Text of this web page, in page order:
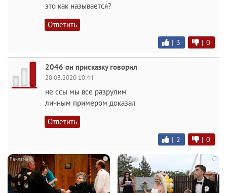
это как называется?
Ответить
| 3 | 0
2046 он присказку говорил
20.03.2020 10:44
не ссы мы все разрулим
личным примером доказал
Ответить
| 2 | 0
i i